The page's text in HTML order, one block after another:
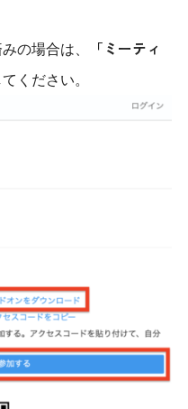
の場合は、
「ミーティ
ください。